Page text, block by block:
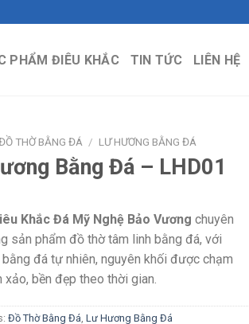
PHẨM ĐIÊU KHẮC TIN TỨC LIÊN HỆ
THỜ BẰNG ĐÁ / LƯ HƯƠNG BẰNG ĐÁ
Bằng Đá – LHD01
Khắc Đá Mỹ Nghệ Bảo Vương chuyên
sản phẩm đồ thờ tâm linh bằng đá, với
đá tự nhiên, nguyên khối được chạm
xảo, bền đẹp theo thời gian.
Đồ Thờ Bằng Đá Lư Hương Bằng Đá